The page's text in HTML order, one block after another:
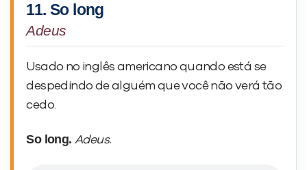
11. So long
Adeus
Usado no inglês americano quando está se
despedindo de alguém que você não verá tão
cedo.
So long. Adeus.